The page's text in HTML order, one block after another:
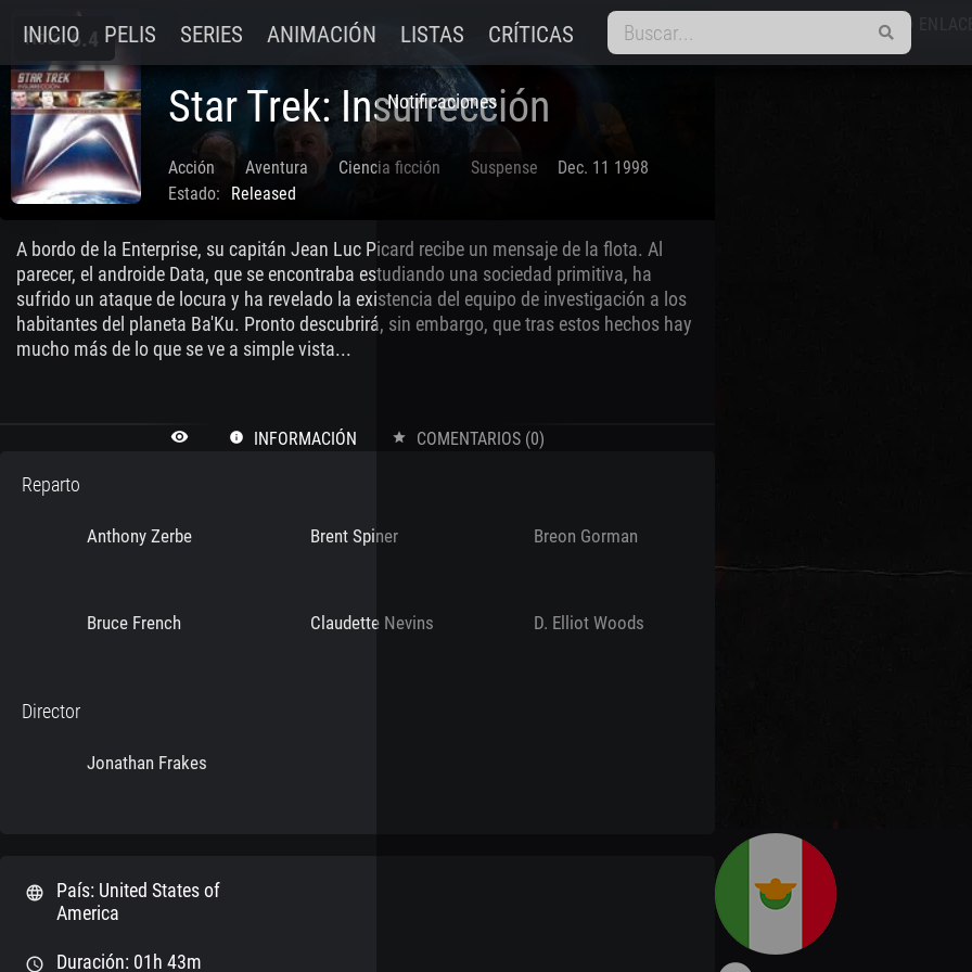
INICIO PELIS SERIES ANIMACIÓN LISTAS CRÍTICAS
Notificaciones
Nota:6.4
Star Trek: Insurrección
Acción Aventura Ciencia ficción Suspense
Dec. 11 1998
Estado:
Released
A bordo de la Enterprise, su capitán Jean Luc Picard recibe un mensaje de la flota. Al
parecer, el androide Data, que se encontraba estudiando una sociedad primitiva, ha
sufrido un ataque de locura y ha revelado la existencia del equipo de investigación a los
habitantes del planeta Ba'Ku. Pronto descubrirá, sin embargo, que tras estos hechos hay
mucho más de lo que se ve a simple vista...
remove_red_eye info INFORMACIÓN star COMENTARIOS (0)
Reparto
Anthony Zerbe Brent Spiner Breon Gorman
Bruce French Claudette Nevins D. Elliot Woods
Director
Jonathan Frakes
language
País: United States of
America
schedule Duración: 01h 43m
link